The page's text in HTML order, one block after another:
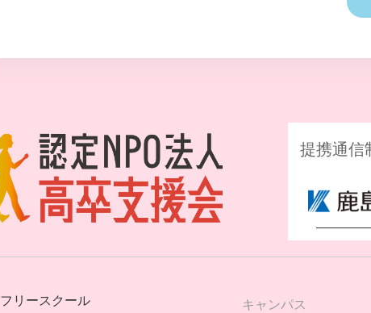
提携通信
フリースクール
キャンパス